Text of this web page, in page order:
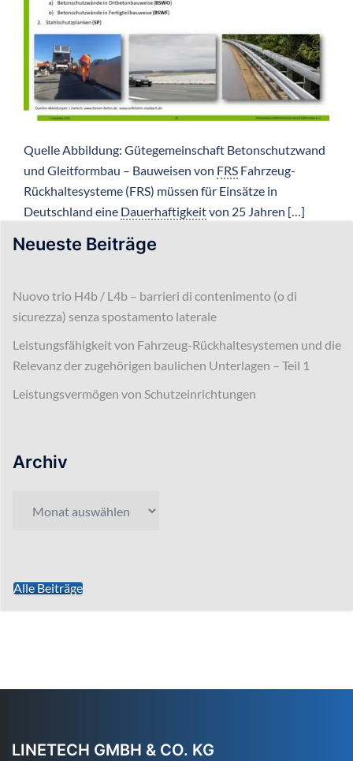
Quelle Abbildung: Gütegemeinschaft Betonschutzwand
und Gleitformbau – Bauweisen von FRS Fahrzeug-
Rückhaltesysteme (FRS) müssen für Einsätze in
Deutschland eine Dauerhaftigkeitvon 25 Jahren […]
Neueste Beiträge
Nuovo trio H4b / L4b – barrieri di contenimento (o di
sicurezza) senza spostamento laterale
Leistungsfähigkeit von Fahrzeug-Rückhaltesystemen und die
Relevanz der zugehörigen baulichen Unterlagen – Teil 1
Leistungsvermögen von Schutzeinrichtungen
Archiv
Alle Beiträge
LINETECH GMBH & CO. KG